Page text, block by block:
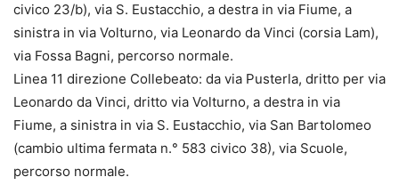
civico 23/b), via S. Eustacchio, a destra in via Fiume, a
sinistra in via Volturno, via Leonardo da Vinci (corsia Lam),
via Fossa Bagni, percorso normale.
Linea 11 direzione Collebeato: da via Pusterla, dritto per via
Leonardo da Vinci, dritto via Volturno, a destra in via
Fiume, a sinistra in via S. Eustacchio, via San Bartolomeo
(cambio ultima fermata n.° 583 civico 38), via Scuole,
percorso normale.